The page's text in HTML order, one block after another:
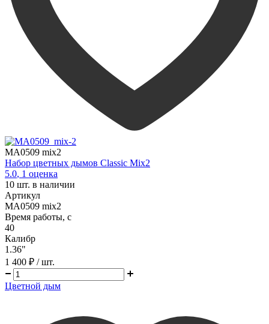
MA0509 mix2
Набор цветных дымов Classic Mix2
5.0, 1 оценка
10 шт. в наличии
Артикул
MA0509 mix2
Время работы, с
40
Калибр
1.36"
1 400 ₽ / шт.
Цветной дым